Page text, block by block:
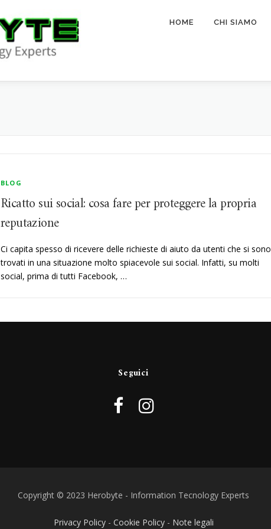
HOME CHI SIAMO
BLOG
Ricatto sui social: cosa fare per proteggere la propria
reputazione
Ci capita spesso di ricevere delle richieste di aiuto da utenti che si sono
trovati in una situazione molto spiacevole sui social. Infatti, su molti
social, prima di tutti Facebook, …
Seguici
Copyright © 2023 Herobyte - Information Tecnology Experts
Privacy Policy- Cookie Policy- Note legali